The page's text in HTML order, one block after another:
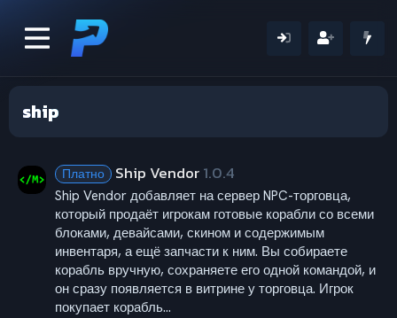
ship
Платно Ship Vendor1.0.4
Ship Vendor добавляет на сервер NPC-торговца,
который продаёт игрокам готовые корабли со всеми
блоками, девайсами, скином и содержимым
инвентаря, а ещё запчасти к ним. Вы собираете
корабль вручную, сохраняете его одной командой, и
он сразу появляется в витрине у торговца. Игрок
покупает корабль...